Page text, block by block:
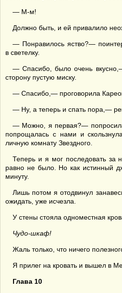
— М-м!
Должно быть, и ей привалило
— Понравилось яство?—
в светелку.
— Спасибо, было очень
сторону пустую миску.
— Спасибо,— проговорила
— Ну, а теперь и спать пора,—
— Можно, я первая?—
попрощалась с нами и
личную комнату Звездного.
Теперь и я мог последовать
равно не было. Но как истинный
минуту.
Лишь потом я отодвинул
ожидать, уже исчезла.
У стены стояла одноместная
Чудо-шкаф!
Жаль только, что ничего
Я прилег на кровать и вышел в
Глава 10